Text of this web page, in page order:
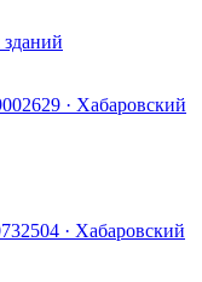
· Хабаровский
· Хабаровский